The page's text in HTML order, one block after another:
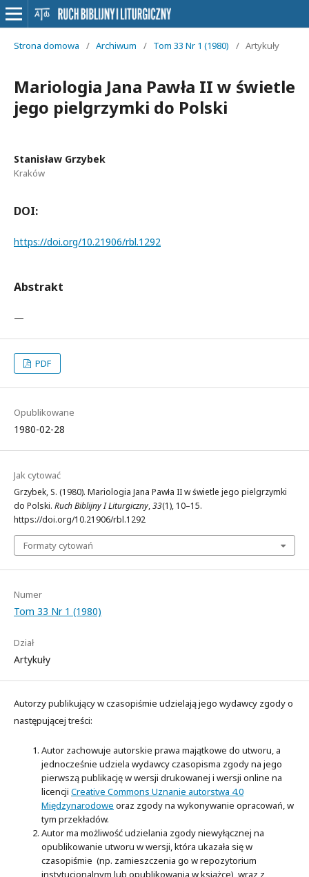
Strona domowa / Archiwum / Tom 33 Nr 1 (1980) / Artykuły
Mariologia Jana Pawła II w świetle
jego pielgrzymki do Polski
Stanisław Grzybek
Kraków
DOI:
https://doi.org/10.21906/rbl.1292
Abstrakt
—
PDF
Opublikowane
1980-02-28
Jak cytować
Grzybek, S. (1980). Mariologia Jana Pawła II w świetle jego pielgrzymki
do Polski. Ruch Biblijny I Liturgiczny,33(1), 10–15.
https://doi.org/10.21906/rbl.1292
Formaty cytowań
Numer
Tom 33 Nr 1 (1980)
Dział
Artykuły
Autorzy publikujący w czasopiśmie udzielają jego wydawcy zgody o
następującej treści:
Autor zachowuje autorskie prawa majątkowe do utworu, a
jednocześnie udziela wydawcy czasopisma zgody na jego
pierwszą publikację w wersji drukowanej i wersji online na
licencji Creative Commons Uznanie autorstwa 4.0
Międzynarodowe oraz zgody na wykonywanie opracowań, w
tym przekładów.
Autor ma możliwość udzielania zgody niewyłącznej na
opublikowanie utworu w wersji, która ukazała się w
czasopiśmie (np. zamieszczenia go w repozytorium
instytucjonalnym lub opublikowania w książce), wraz z